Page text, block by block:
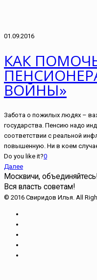
01.09.2016
КАК
ВОЙНЫ»
Забота о пожилых людях –
государства. Пенсию надо
соответствии с реальной
повышенную. Ни в коем
Do you like it?0
Далее
Москвичи,
Вся власть советам!
© 2016 Свиридов Илья. All